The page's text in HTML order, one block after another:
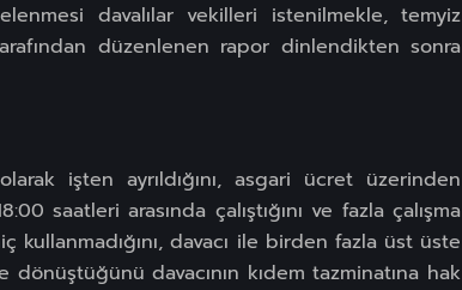
davalılar vekilleri istenilmekle, temyiz
düzenlenen rapor dinlendikten sonra
işten ayrıldığını, asgari ücret üzerinden
saatleri arasında çalıştığını ve fazla çalışma
kullanmadığını, davacı ile birden fazla üst üste
davacının kıdem tazminatına hak